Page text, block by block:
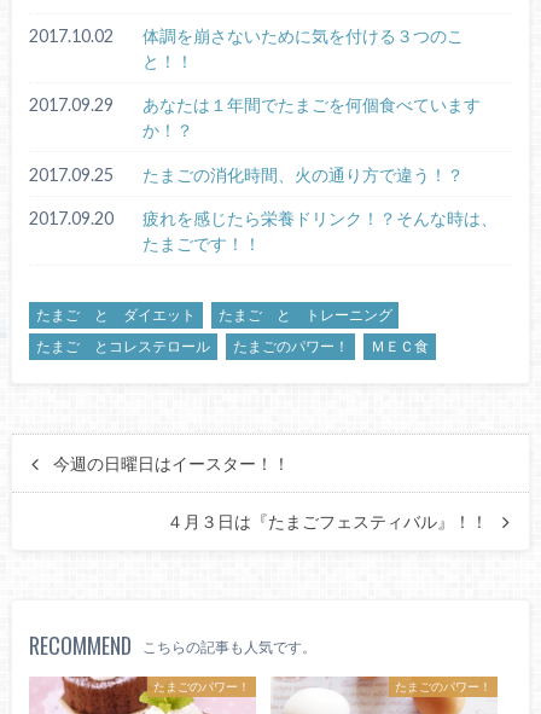
2017.10.02
体調を崩さないために気を付ける３つのこ
と！！
2017.09.29
あなたは１年間でたまごを何個食べています
か！？
2017.09.25 たまごの消化時間、火の通り方で違う！？
2017.09.20
疲れを感じたら栄養ドリンク！？そんな時は、
たまごです！！
たまご と ダイエット
たまご と トレーニング
たまご とコレステロール
たまごのパワー！ ＭＥＣ食
今週の日曜日はイースター！！
４月３日は『たまごフェスティバル』！！
RECOMMEND こちらの記事も人気です。
たまごのパワー！ たまごのパワー！